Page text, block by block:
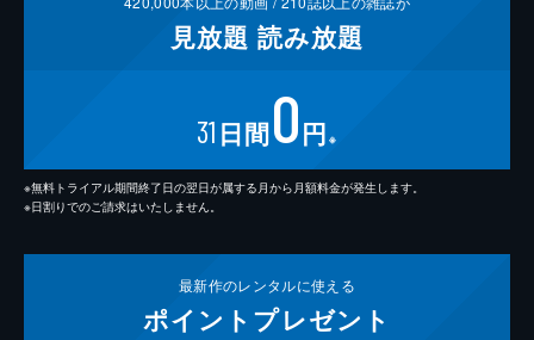
見放題 読み放題
31 日間0円 ※
※無料トライアル期間終了日の翌日が属する月から月額料金が発生します。
※日割りでのご請求はいたしません。
最新作のレンタルに使える
ポイント プレゼント